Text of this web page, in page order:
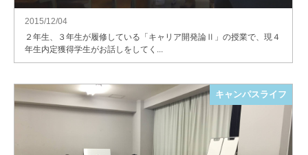
2015/12/04
２年生、３年生が履修している「キャリア開発論Ⅱ」の授業で、現４
年生内定獲得学生がお話しをしてく...
キャンパスライフ